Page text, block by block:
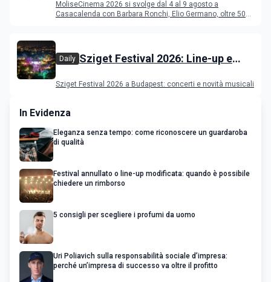
MoliseCinema 2026 si svolge dal 4 al 9 agosto a
Casacalenda con Barbara Ronchi, Elio Germano, oltre 50
Daily Sziget Festival 2026: Line-up e
Sziget Festival 2026 a Budapest: concerti e novità musicali
In Evidenza
Eleganza senza tempo: come riconoscere un guardaroba
di qualità
Festival annullato o line-up modificata: quando è possibile
chiedere un rimborso
5 consigli per scegliere i profumi da uomo
Uri Poliavich sulla responsabilità sociale d’impresa:
perché un’impresa di successo va oltre il profitto